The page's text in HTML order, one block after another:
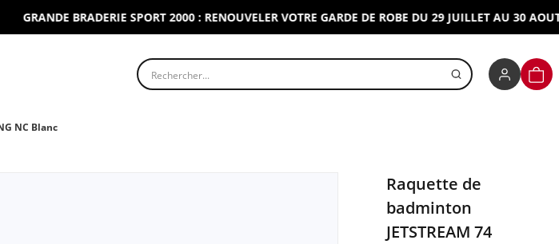
GRANDE BRADERIE SPORT 2000 : RENOUVELER VOTRE GARDE DE ROBE DU 29 JUILLET AU 30 AOUT
Rechercher un produit
NC Blanc
Raquette de
badminton
JETSTREAM 74